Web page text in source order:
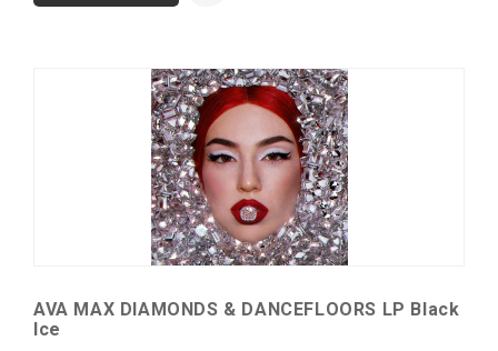
AVA MAX DIAMONDS & DANCEFLOORS LP Black
Ice